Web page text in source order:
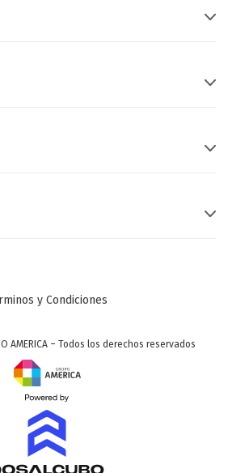
y Condiciones
AMERICA – Todos los derechos reservados